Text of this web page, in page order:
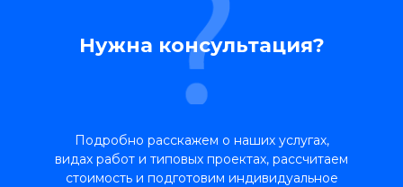
Нужна консультация?
Подробно расскажем о наших услугах,
видах работ и типовых проектах, рассчитаем
стоимость и подготовим индивидуальное